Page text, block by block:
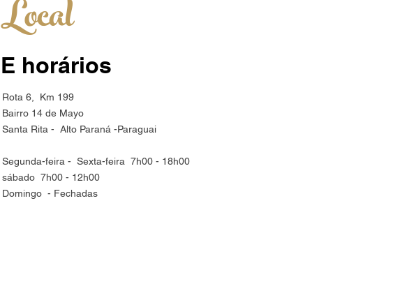
E horários
Local
Rota 6, Km 199
Bairro 14 de Mayo
Santa Rita - Alto Paraná -Paraguai
Segunda-feira - Sexta-feira 7h00 - 18h00
sábado 7h00 - 12h00
Domingo - Fechadas